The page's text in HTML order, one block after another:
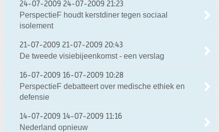
24-07-2009 24-07-2009 21:23
PerspectieF houdt kerstdiner tegen sociaal
isolement
21-07-2009 21-07-2009 20:43
De tweede visiebijeenkomst - een verslag
16-07-2009 16-07-2009 10:28
PerspectieF debatteert over medische ethiek en
defensie
14-07-2009 14-07-2009 11:16
Nederland opnieuw